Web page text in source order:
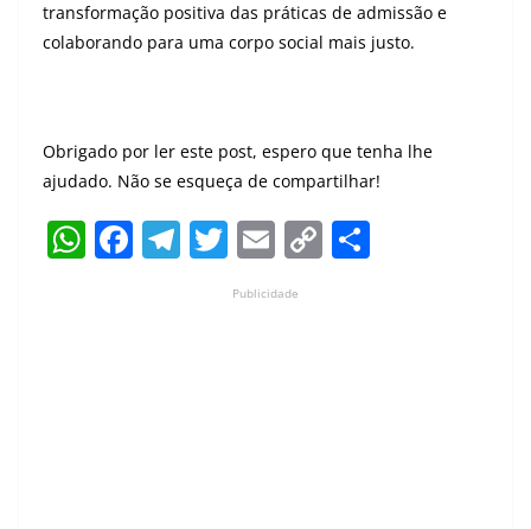
transformação positiva das práticas de admissão e
colaborando para uma corpo social mais justo.
Obrigado por ler este post, espero que tenha lhe
ajudado. Não se esqueça de compartilhar!
W F T T
w
itt
E
m
ai
C
Publicidade